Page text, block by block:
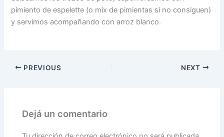
pimiento de espelette (o mix de pimientas si no consiguen)
y servimos acompañando con arroz blanco.
PREVIOUS NEXT
Dejá un comentario